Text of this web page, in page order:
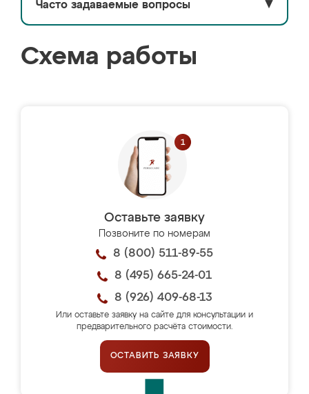
Часто задаваемые вопросы ▼
Схема работы
Оставьте заявку
Позвоните по номерам
8 (800) 511-89-55
8 (495) 665-24-01
8 (926) 409-68-13
Или оставьте заявку на сайте для консультации и
предварительного расчёта стоимости.
ОСТАВИТЬ ЗАЯВКУ